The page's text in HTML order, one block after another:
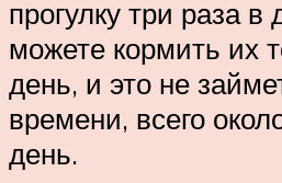
прогулку три раза в
можете кормить их
день, и это не
времени, всего
день.